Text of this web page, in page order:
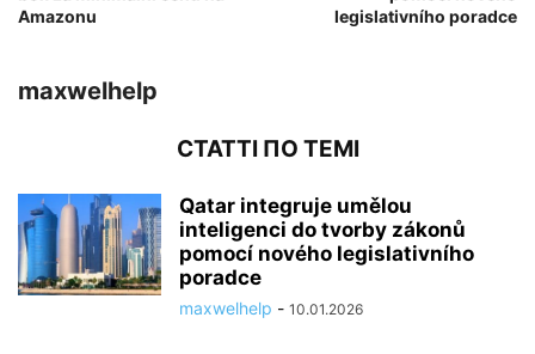
Amazonu
legislativního poradce
maxwelhelp
СТАТТІ ПО ТЕМІ
Qatar integruje umělou
inteligenci do tvorby zákonů
pomocí nového legislativního
poradce
maxwelhelp - 10.01.2026